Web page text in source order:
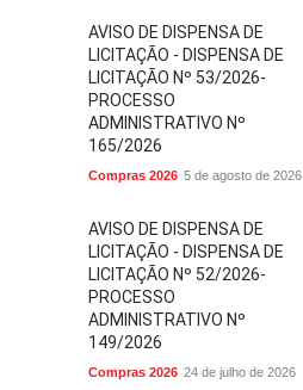
AVISO DE DISPENSA DE
LICITAÇÃO - DISPENSA DE
LICITAÇÃO Nº 53/2026-
PROCESSO
ADMINISTRATIVO Nº
165/2026
Compras 2026 5 de agosto de 2026
AVISO DE DISPENSA DE
LICITAÇÃO - DISPENSA DE
LICITAÇÃO Nº 52/2026-
PROCESSO
ADMINISTRATIVO Nº
149/2026
Compras 2026 24 de julho de 2026